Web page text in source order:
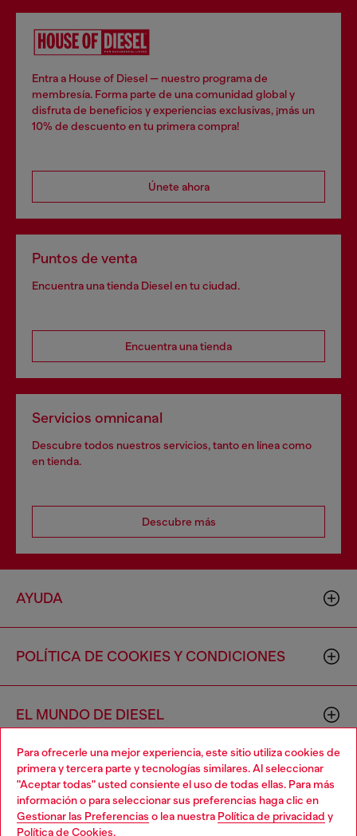
Para ofrecerle una mejor experiencia, este sitio utiliza cookies de
primera y tercera parte y tecnologías similares. Al seleccionar
"Aceptar todas" usted consiente el uso de todas ellas. Para más
información o para seleccionar sus preferencias haga clic en
Gestionar las Preferencias o lea nuestra Política de privacidad y
Política de Cookies.
Entra a House of Diesel — nuestro programa de
membresía. Forma parte de una comunidad global y
disfruta de beneficios y experiencias exclusivas, ¡más un
10% de descuento en tu primera compra!
Únete ahora
Puntos de venta
Encuentra una tienda Diesel en tu ciudad.
Encuentra una tienda
Servicios omnicanal
Descubre todos nuestros servicios, tanto en línea como
en tienda.
Descubre más
AYUDA
POLÍTICA DE COOKIES Y CONDICIONES
EL MUNDO DE DIESEL
CORPORACIÓN